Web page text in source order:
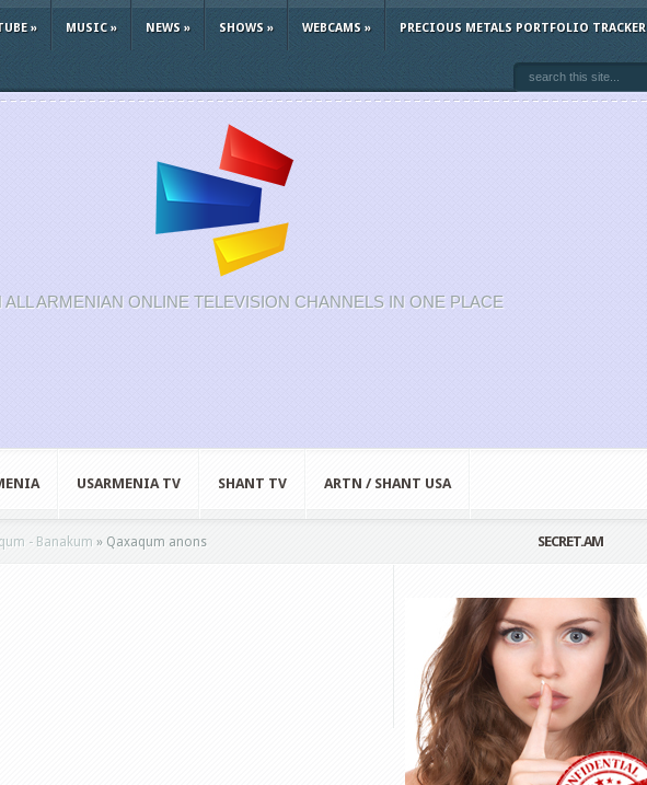
» MUSIC» NEWS » SHOWS » WEBCAMS » PRECIOUS METALS PORTFOLIO TRACKER
ALL ARMENIAN ONLINE TELEVISION CHANNELS IN ONE PLACE
USARMENIA TV SHANT TV ARTN / SHANT USA
- Banakum » Qaxaqum anons SECRET.AM